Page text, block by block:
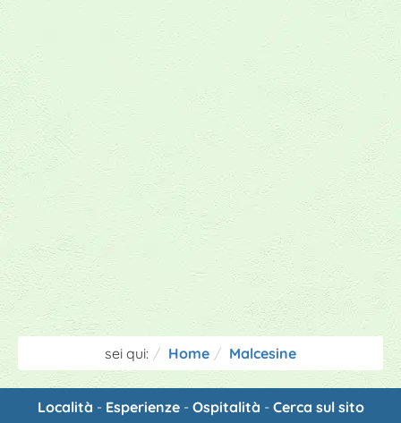
sei qui: Home Malcesine
Località - Esperienze- Ospitalità - Cerca sul sito